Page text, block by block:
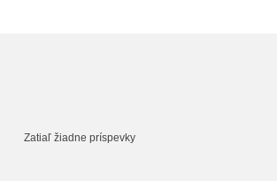
Zatiaľ žiadne príspevky